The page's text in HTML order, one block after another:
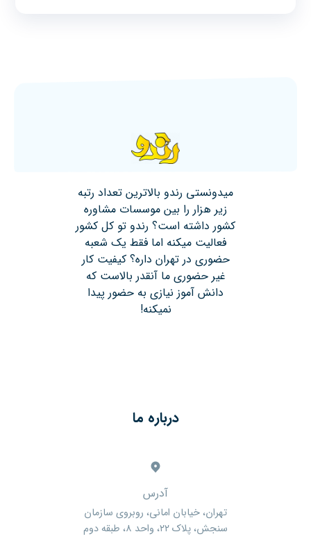
میدونستی رندو بالاترین تعداد رتبه
زیر هزار را بین موسسات مشاوره
کشور داشته است؟ رندو تو کل کشور
فعالیت میکنه اما فقط یک شعبه
حضوری در تهران داره؟ کیفیت کار
غیر حضوری ما آنقدر بالاست که
دانش آموز نیازی به حضور پیدا
نمیکنه!
درباره ما
آدرس
تهران، خیابان امانی، روبروی سازمان
سنجش، پلاک ۲۲، واحد ۸، طبقه دوم